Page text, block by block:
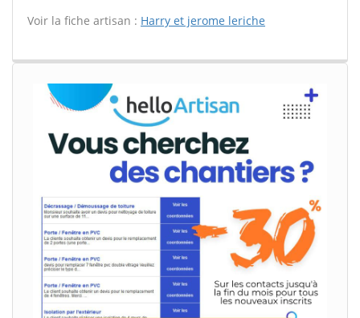
Voir la fiche artisan : Harry et jerome leriche